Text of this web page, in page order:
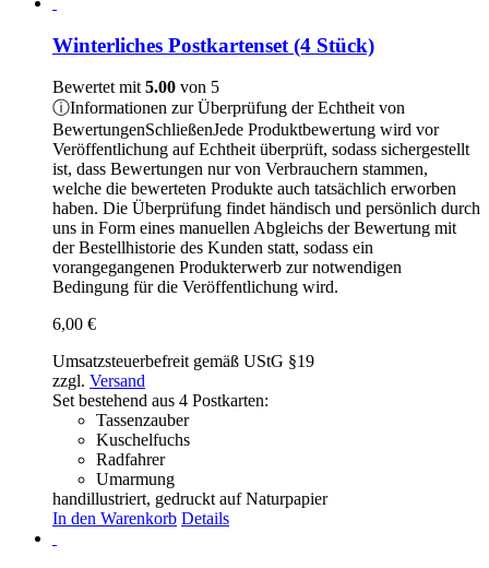
Winterliches Postkartenset (4 Stück)
Bewertet mit5.00 von 5
ⓘInformationen zur Überprüfung der Echtheit von
BewertungenSchließenJede Produktbewertung wird vor
Veröffentlichung auf Echtheit überprüft, sodass sichergestellt
ist, dass Bewertungen nur von Verbrauchern stammen,
welche die bewerteten Produkte auch tatsächlich erworben
haben. Die Überprüfung findet händisch und persönlich durch
uns in Form eines manuellen Abgleichs der Bewertung mit
der Bestellhistorie des Kunden statt, sodass ein
vorangegangenen Produkterwerb zur notwendigen
Bedingung für die Veröffentlichung wird.
6,00 €
Umsatzsteuerbefreit gemäß UStG §19
zzgl. Versand
Set bestehend aus 4 Postkarten:
Tassenzauber
Kuschelfuchs
Radfahrer
Umarmung
handillustriert, gedruckt auf Naturpapier
In den Warenkorb Details